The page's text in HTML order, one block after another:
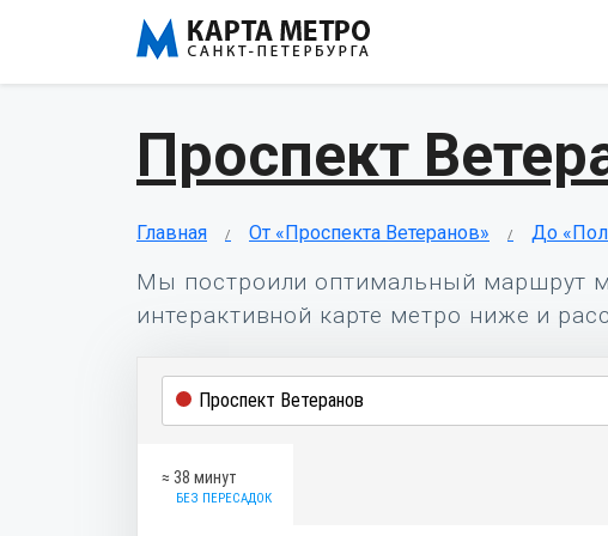
Проспект
Главная От «Проспекта Ветеранов» До
Мы построили оптимальный маршрут
интерактивной карте метро ниже и
≈ 38 минут
БЕЗ ПЕРЕСАДОК